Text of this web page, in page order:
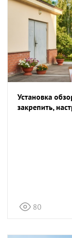
Установка
закрепить,
80